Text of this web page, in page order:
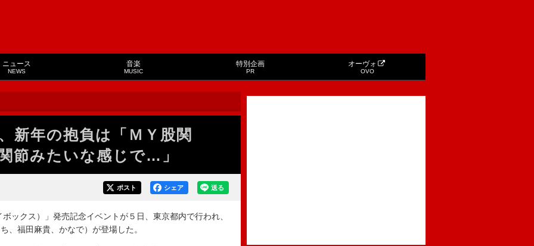
ニュース
NEWS
音楽
MUSIC
特別企画
PR
オーヴォ
OVO
新年の抱負は「ＭＹ股関
節みたいな感じで…」
送る
シェア
ポスト
クス）」発売記念イベントが５日、東京都内で行われ、
、福田麻貴、かなで）が登場した。